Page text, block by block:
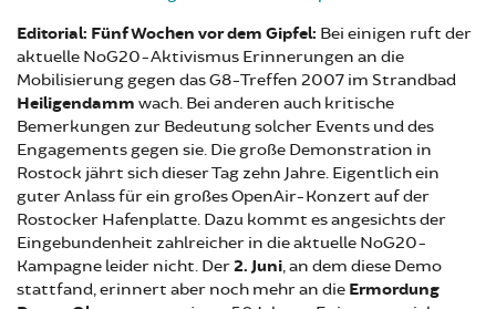
Editorial: Fünf Wochen vor dem Gipfel: Bei einigen ruft der
aktuelle NoG20-Aktivismus Erinnerungen an die
Mobilisierung gegen das G8-Treffen 2007 im Strandbad
Heiligendamm wach. Bei anderen auch kritische
Bemerkungen zur Bedeutung solcher Events und des
Engagements gegen sie. Die große Demonstration in
Rostock jährt sich dieser Tag zehn Jahre. Eigentlich ein
guter Anlass für ein großes OpenAir-Konzert auf der
Rostocker Hafenplatte. Dazu kommt es angesichts der
Eingebundenheit zahlreicher in die aktuelle NoG20-
Kampagne leider nicht. Der2. Juni, an dem diese Demo
stattfand, erinnert aber noch mehr an die Ermordung